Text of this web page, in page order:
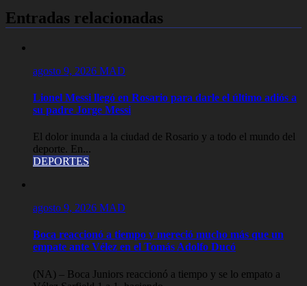
Entradas relacionadas
agosto 9, 2026 MAD
Lionel Messi llegó en Rosario para darle el último adiós a
su padre Jorge Messi
El dolor inunda a la ciudad de Rosario y a todo el mundo del
deporte. En...
DEPORTES
agosto 9, 2026 MAD
Boca reaccionó a tiempo y mereció mucho más que un
empate ante Vélez en el Tomás Adolfo Ducó
(NA) – Boca Juniors reaccionó a tiempo y se lo empato a